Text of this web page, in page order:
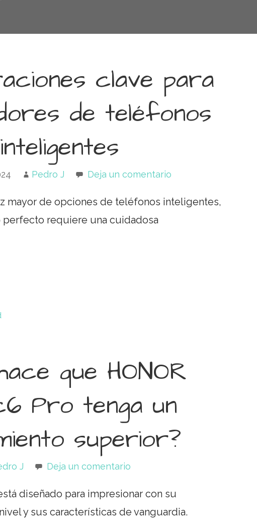
clave para
de teléfonos
inteligentes
Pedro J Deja un comentario
mayor de opciones de teléfonos inteligentes,
requiere una cuidadosa
que HONOR
Pro tenga un
superior?
J Deja un comentario
diseñado para impresionar con su
y sus características de vanguardia.